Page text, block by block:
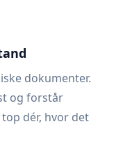
dokumenter.
og forstår
dér, hvor det